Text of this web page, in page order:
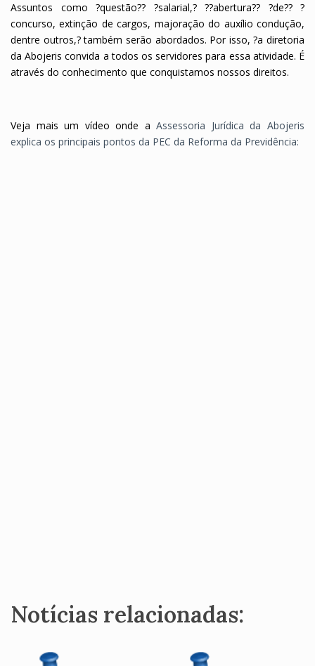
Assuntos como ?questão?? ?salarial,? ??abertura?? ?de?? ?
concurso, extinção de cargos, majoração do auxílio condução,
dentre outros,? também serão abordados. Por isso, ?a diretoria
da Abojeris convida a todos os servidores para essa atividade. É
através do conhecimento que conquistamos nossos direitos.
Veja mais um vídeo onde aAssessoria Jurídica da Abojeris
explica os principais pontos da PEC da Reforma da Previdência:
Notícias relacionadas: